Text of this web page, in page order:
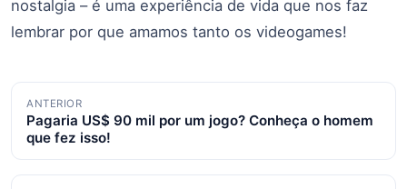
nostalgia – é uma experiência de vida que nos faz
lembrar por que amamos tanto os videogames!
Navegação
de
posts
ANTERIOR
Pagaria US$ 90 mil por um jogo? Conheça o homem
que fez isso!